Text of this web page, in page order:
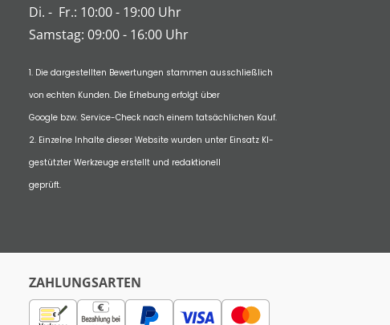
Di. - Fr.: 10:00 - 19:00 Uhr
Samstag: 09:00 - 16:00 Uhr
1. Die dargestellten Bewertungen stammen ausschließlich
von echten Kunden. Die Erhebung erfolgt über
Google bzw. Service-Check nach einem tatsächlichen Kauf.
2. Einzelne Inhalte dieser Website wurden unter Einsatz KI-
gestützter Werkzeuge erstellt und redaktionell
geprüft.
ZAHLUNGSARTEN